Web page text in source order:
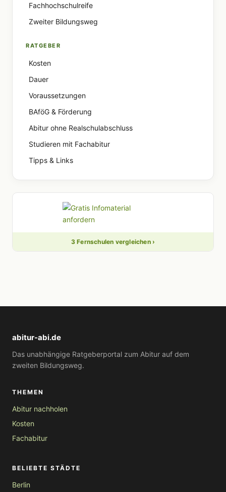
Fachhochschulreife
Zweiter Bildungsweg
RATGEBER
Kosten
Dauer
Voraussetzungen
BAföG & Förderung
Abitur ohne Realschulabschluss
Studieren mit Fachabitur
Tipps & Links
3 Fernschulen vergleichen ›
abitur-abi.de
Das unabhängige Ratgeberportal zum Abitur auf dem
zweiten Bildungsweg.
THEMEN
Abitur nachholen
Kosten
Fachabitur
BELIEBTE STÄDTE
Berlin